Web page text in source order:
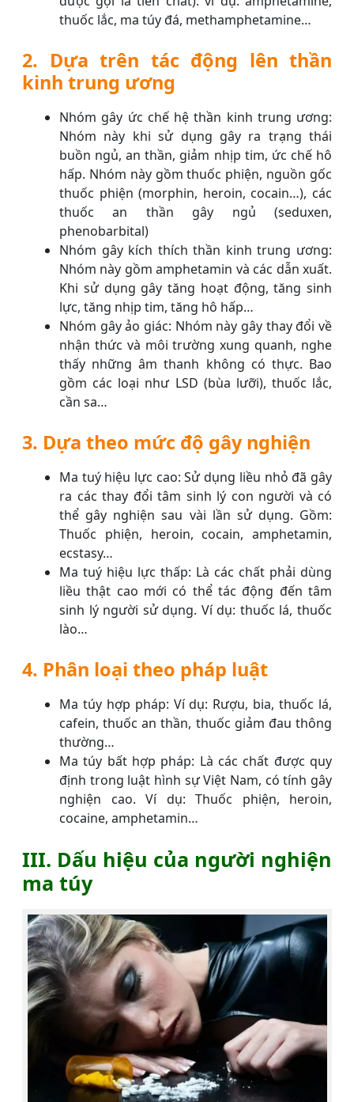
thuốc lắc, ma túy đá, methamphetamine…
2. Dựa trên tác động lên thần
kinh trung ương
Nhóm gây ức chế hệ thần kinh trung ương:
Nhóm này khi sử dụng gây ra trạng thái
buồn ngủ, an thần, giảm nhịp tim, ức chế hô
hấp. Nhóm này gồm thuốc phiện, nguồn gốc
thuốc phiện (morphin, heroin, cocain…), các
thuốc an thần gây ngủ (seduxen,
phenobarbital)
Nhóm gây kích thích thần kinh trung ương:
Nhóm này gồm amphetamin và các dẫn xuất.
Khi sử dụng gây tăng hoạt động, tăng sinh
lực, tăng nhịp tim, tăng hô hấp…
Nhóm gây ảo giác: Nhóm này gây thay đổi về
nhận thức và môi trường xung quanh, nghe
thấy những âm thanh không có thực. Bao
gồm các loại như LSD (bùa lưỡi), thuốc lắc,
cần sa…
3. Dựa theo mức độ gây nghiện
Ma tuý hiệu lực cao: Sử dụng liều nhỏ đã gây
ra các thay đổi tâm sinh lý con người và có
thể gây nghiện sau vài lần sử dụng. Gồm:
Thuốc phiện, heroin, cocain, amphetamin,
ecstasy…
Ma tuý hiệu lực thấp: Là các chất phải dùng
liều thật cao mới có thể tác động đến tâm
sinh lý người sử dụng. Ví dụ: thuốc lá, thuốc
lào…
4. Phân loại theo pháp luật
Ma túy hợp pháp: Ví dụ: Rượu, bia, thuốc lá,
cafein, thuốc an thần, thuốc giảm đau thông
thường…
Ma túy bất hợp pháp: Là các chất được quy
định trong luật hình sự Việt Nam, có tính gây
nghiện cao. Ví dụ: Thuốc phiện, heroin,
cocaine, amphetamin…
III. Dấu hiệu của người nghiện
ma túy